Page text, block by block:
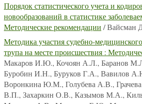
Порядок статистического учета и
новообразований в статистике
Методические рекомендации / Вайсман
Методика участия судебно-
трупа на месте происшествия :
Макаров И.Ю., Кочоян А.Л., Баранов
Буробин И.Н., Буруков Г.А., Вавилов
Воронкина Ю.М., Голубева А.В.,
В.П., Захаркин О.В., Казымов М.А.,